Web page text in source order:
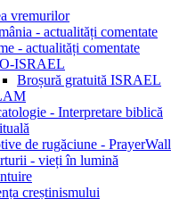
vremurilor
- actualități comentate
- actualități comentate
ISRAEL
Broșură gratuită ISRAEL
- Interpretare biblică
de rugăciune - PrayerWall
- vieți în lumină
creștinismului